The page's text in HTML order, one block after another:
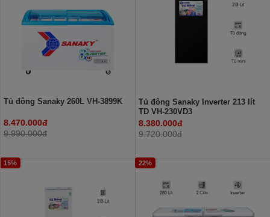
Tủ đông Sanaky 260L VH-3899K
8.470.000đ
9.990.000đ
Tủ đông Sanaky Inverter 213 lít
TD VH-230VD3
8.380.000đ
9.720.000đ
15% 22%